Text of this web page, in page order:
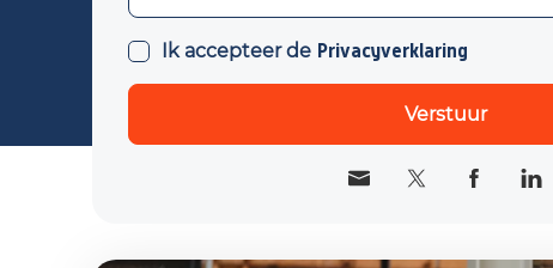
Ik accepteer de Privacyverklaring
Verstuur